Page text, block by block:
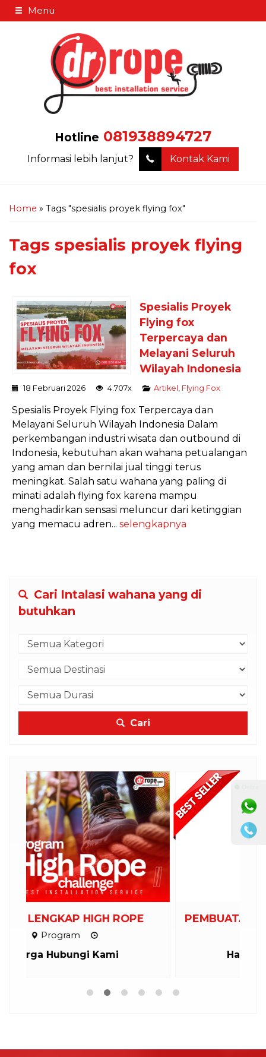
Menu
Hotline 081938894727
Informasi lebih lanjut? Kontak Kami
Home » Tags "spesialis proyek flying fox"
Tags spesialis proyek flying
fox
Spesialis Proyek
Flying fox
Terpercaya dan
Melayani Seluruh
Wilayah Indonesia
18 Februari 2026 4.707x Artikel Flying Fox
Spesialis Proyek Flying fox Terpercaya dan
Melayani Seluruh Wilayah Indonesia Dalam
perkembangan industri wisata dan outbound di
Indonesia, kebutuhan akan wahana petualangan
yang aman dan bernilai jual tinggi terus
meningkat. Salah satu wahana yang paling di
minati adalah flying fox karena mampu
menghadirkan sensasi meluncur dari ketinggian
yang memacu adren... selengkapnya
Cari Intalasi wahana yang di
butuhkan
Cari
PEMBUATAN WAHANA OUTBOUND
Harga Hubungi Kami